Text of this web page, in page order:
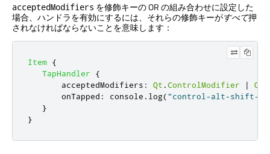
acceptedModifiers を修飾キーの OR の組み合わせに設定した
場合、ハンドラを有効にするには、それらの修飾キーがすべて押
されなければならないことを意味します：
Item {
TapHandler
{
acceptedModifiers : Qt .ControlModifier | Qt
onTapped : console . log("control-alt-shift-
}
}